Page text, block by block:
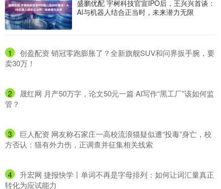
盛鹏优配 宇树科技官宣IPO后，王兴兴首谈：
AI与机器人结合正当时，未来潜力无限
1
​创盈配资 销冠零跑膨胀了？全新旗舰SUV和问界扳手腕，要
卖30万！
2
​晟红网 月产50万字，论文50元一篇 AI写作“黑工厂”该如何监
管？
3
​巨人配资 网友称石家庄一高校流浪猫疑似遭“投毒”身亡，校
方否认：猫有外力伤，正调查并征集相关线索
4
​升宏网 捷报快学丨单词不再是字母排列：如何让词汇量真正
转化为应试能力